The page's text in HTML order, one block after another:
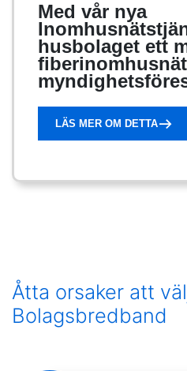
Med vår nya
husbolaget ett
LÄS MER OM DETTA
Åtta orsaker att
Bolagsbredband